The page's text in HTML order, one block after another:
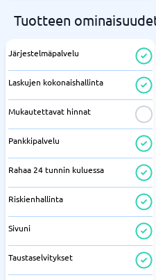
Tuotteen
Järjestelmäpalvelu
Laskujen kokonaishallinta
Mukautettavat hinnat
Pankkipalvelu
Rahaa 24 tunnin kuluessa
Riskienhallinta
Sivuni
Taustaselvitykset